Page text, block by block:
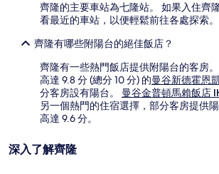
齊隆的主要車站為七隆站。 如果入住齊
看最近的車站，以便輕鬆前往各處探索。
齊隆有哪些附陽台的絕佳飯店？
齊隆有一些熱門飯店提供附陽台的客房
高達 9.8 分 (總分 10 分) 的曼谷新德霍恩
分客房設有陽台。 曼谷金普頓馬賴飯店
另一個熱門的住宿選擇，部分客房提供
高達 9.6 分。
深入了解齊隆